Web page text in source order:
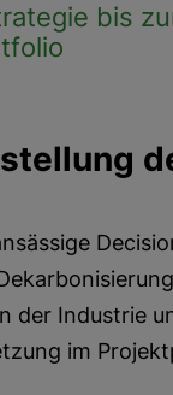
bis
der Industrie
im